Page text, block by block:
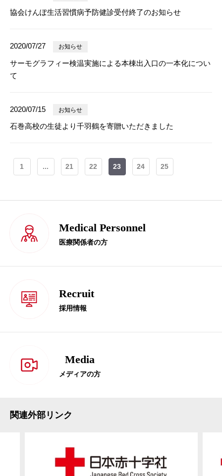
協会けんぽ生活習慣病予防健診受付終了のお知らせ
2020/07/27 お知らせ
サーモグラフィー検温実施による本棟出入口の一本化につい
て
2020/07/15 お知らせ
石巻高校の生徒より千羽鶴を寄贈いただきました
1 ... 21 22 23 24 25
Medical Personnel
医療関係者の方
Recruit
採用情報
Media
メディアの方
関連外部リンク